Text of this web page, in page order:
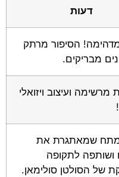
דעות
הסיפור מרתק
מבריקים.
מרשימה ועיצוב ויזואלי
שמאתגרת את
ושותפה לתקופה
של הסולטן סולימאן.